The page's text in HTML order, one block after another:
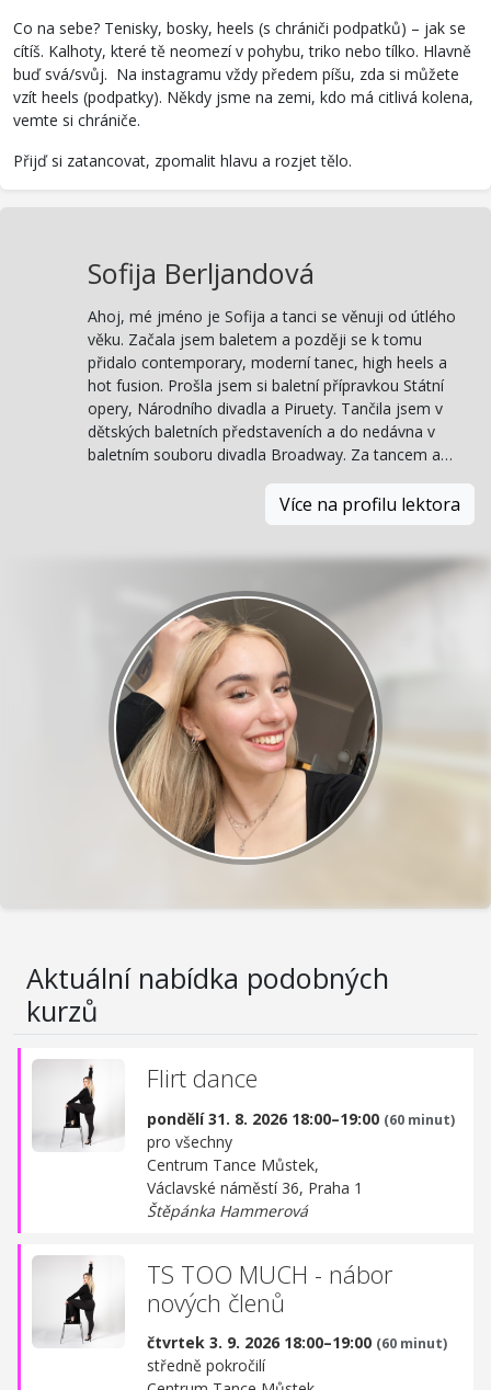
Co na sebe? Tenisky, bosky, heels (s chrániči podpatků) – jak se
cítíš. Kalhoty, které tě neomezí v pohybu, triko nebo tílko. Hlavně
buď svá/svůj. Na instagramu vždy předem píšu, zda si můžete
vzít heels (podpatky). Někdy jsme na zemi, kdo má citlivá kolena,
vemte si chrániče.
Přijď si zatancovat, zpomalit hlavu a rozjet tělo.
Sofija Berljandová
Ahoj, mé jméno je Sofija a tanci se věnuji od útlého
věku. Začala jsem baletem a později se k tomu
přidalo contemporary, moderní tanec, high heels a
hot fusion. Prošla jsem si baletní přípravkou Státní
opery, Národního divadla a Piruety. Tančila jsem v
dětských baletních představeních a do nedávna v
baletním souboru divadla Broadway. Za tancem a…
Více na profilu lektora
Aktuální nabídka podobných
kurzů
Flirt dance
pondělí 31. 8. 2026 18:00–19:00 (60 minut)
pro všechny
Centrum Tance Můstek,
Václavské náměstí 36, Praha 1
Štěpánka Hammerová
TS TOO MUCH - nábor
nových členů
čtvrtek 3. 9. 2026 18:00–19:00 (60 minut)
středně pokročilí